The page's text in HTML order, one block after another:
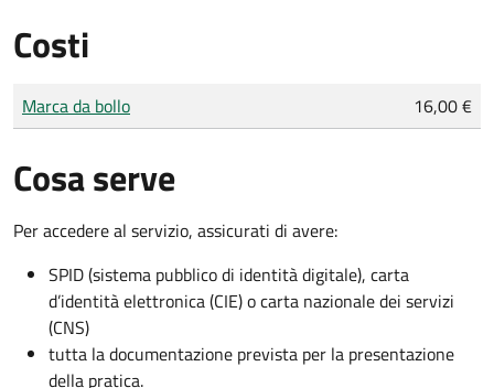
Costi
Tipo di pagamento
Importo
Marca da bollo 16,00 €
Cosa serve
Per accedere al servizio, assicurati di avere:
SPID (sistema pubblico di identità digitale), carta
d’identità elettronica (CIE) o carta nazionale dei servizi
(CNS)
tutta la documentazione prevista per la presentazione
della pratica.